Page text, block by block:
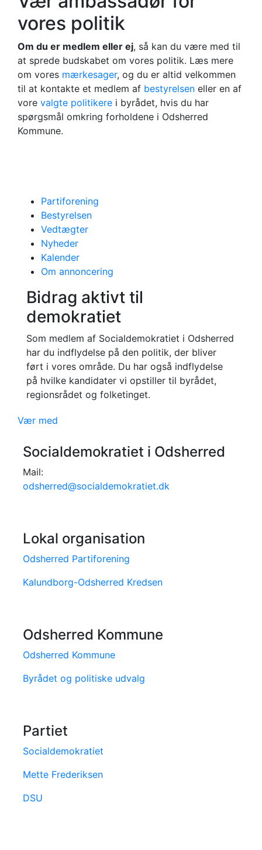
vores politik
Om du er medlem eller ej, så kan du være med til
at sprede budskabet om vores politik. Læs mere
om vores mærkesager, og du er altid velkommen
til at kontakte et medlem af bestyrelsen eller en af
vore valgte politikere i byrådet, hvis du har
spørgsmål omkring forholdene i Odsherred
Kommune.
Partiforening
Bestyrelsen
Vedtægter
Nyheder
Kalender
Om annoncering
Bidrag aktivt til
demokratiet
Som medlem af Socialdemokratiet i Odsherred
har du indflydelse på den politik, der bliver
ført i vores område. Du har også indflydelse
på hvilke kandidater vi opstiller til byrådet,
regionsrådet og folketinget.
Vær med
Socialdemokratiet i Odsherred
Mail:
odsherred@socialdemokratiet.dk
Lokal organisation
Odsherred Partiforening
Kalundborg-Odsherred Kredsen
Odsherred Kommune
Odsherred Kommune
Byrådet og politiske udvalg
Partiet
Socialdemokratiet
Mette Frederiksen
DSU